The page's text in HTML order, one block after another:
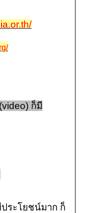
ก็มี
ะโยชน์มาก ก็